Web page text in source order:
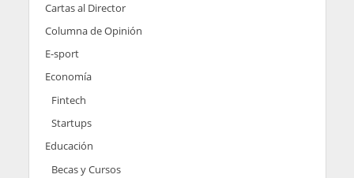
Cartas al Director
Columna de Opinión
E-sport
Economía
Fintech
Startups
Educación
Becas y Cursos